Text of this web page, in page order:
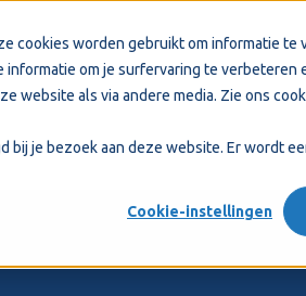
cookies worden gebruikt om informatie
om je surfervaring te verbeteren
website als via andere media. Zie ons
je bezoek aan deze website. Er wordt
Cookie-instellingen